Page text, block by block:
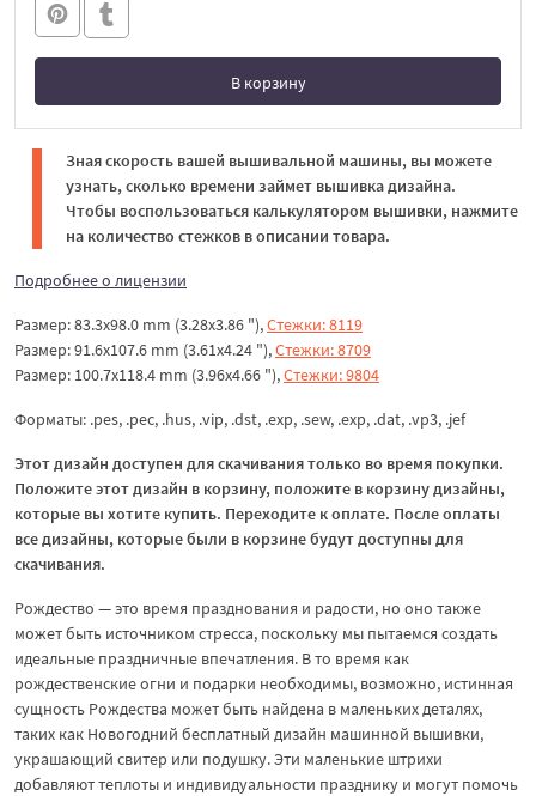
В корзину
В корзине
Зная скорость вашей вышивальной машины, вы можете
узнать, сколько времени займет вышивка дизайна.
Чтобы воспользоваться калькулятором вышивки, нажмите
на количество стежков в описании товара.
Подробнее о лицензии
Размер: 83.3x98.0 mm (3.28x3.86 "),Стежки: 8119
Размер: 91.6x107.6 mm (3.61x4.24 "),Стежки: 8709
Размер: 100.7x118.4 mm (3.96x4.66 "),Стежки: 9804
Форматы: .pes, .pec, .hus, .vip, .dst, .exp, .sew, .exp, .dat, .vp3, .jef
Этот дизайн доступен для скачивания только во время покупки.
Положите этот дизайн в корзину, положите в корзину дизайны,
которые вы хотите купить. Переходите к оплате. После оплаты
все дизайны, которые были в корзине будут доступны для
скачивания.
Рождество — это время празднования и радости, но оно также
может быть источником стресса, поскольку мы пытаемся создать
идеальные праздничные впечатления. В то время как
рождественские огни и подарки необходимы, возможно, истинная
сущность Рождества может быть найдена в маленьких деталях,
таких как Новогодний бесплатный дизайн машинной вышивки,
украшающий свитер или подушку. Эти маленькие штрихи
добавляют теплоты и индивидуальности празднику и могут помочь